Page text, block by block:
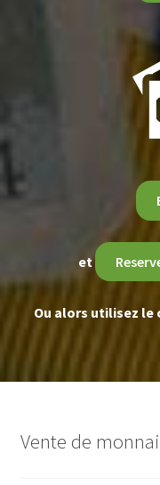
et
Ou alors utilisez le
Vente de